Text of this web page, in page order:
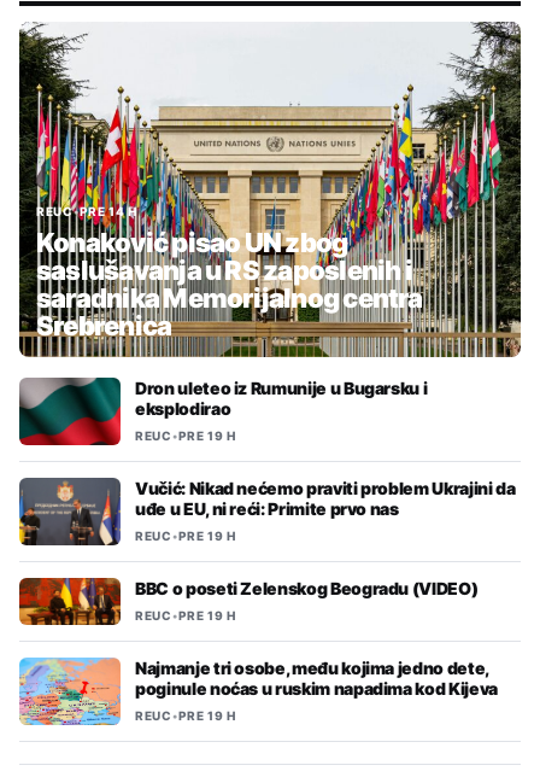
REUC•PRE 14 H
Konaković pisao UN zbog
saslušavanja u RS zaposlenih i
saradnika Memorijalnog centra
Srebrenica
Dron uleteo iz Rumunije u Bugarsku i
eksplodirao
REUC•PRE 19 H
Vučić: Nikad nećemo praviti problem Ukrajini da
uđe u EU, ni reći: Primite prvo nas
REUC•PRE 19 H
BBC o poseti Zelenskog Beogradu (VIDEO)
REUC•PRE 19 H
Najmanje tri osobe, među kojima jedno dete,
poginule noćas u ruskim napadima kod Kijeva
REUC•PRE 19 H